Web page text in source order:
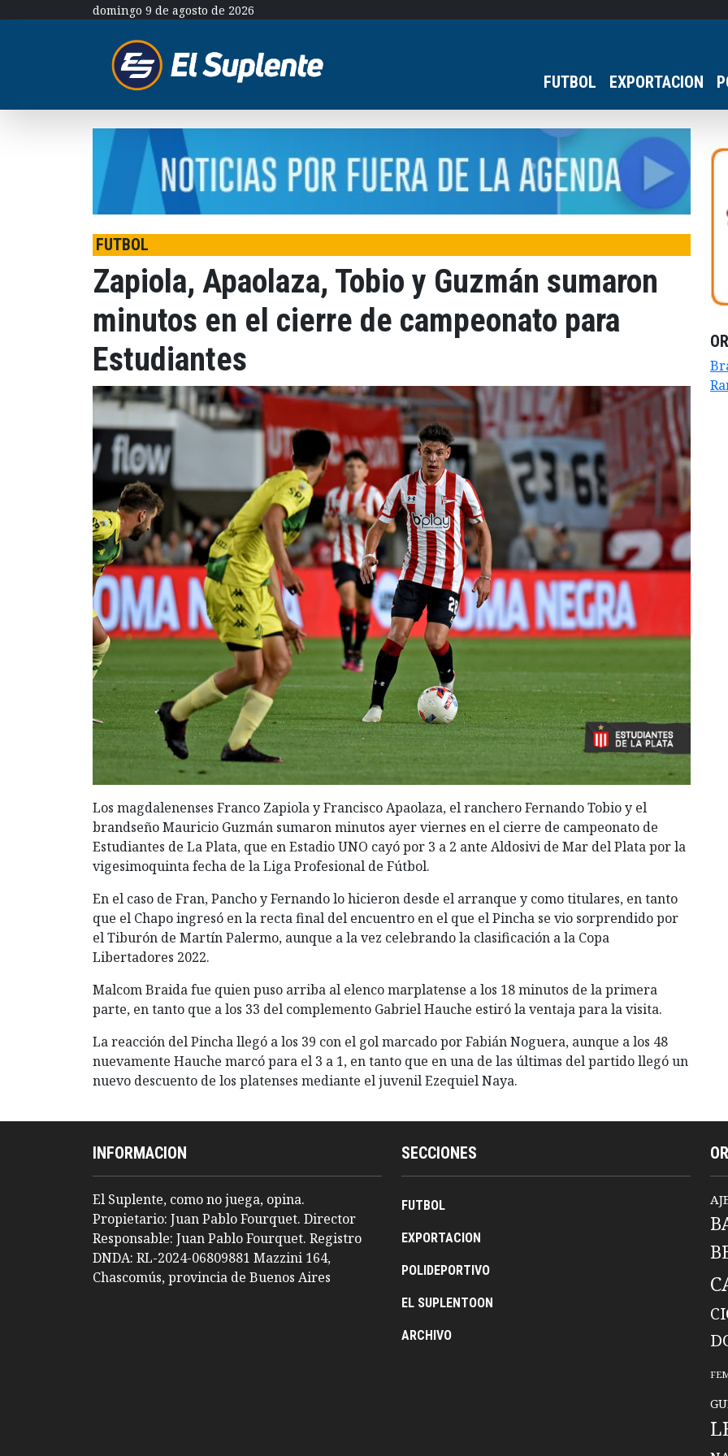
domingo 9 de agosto de 2026
FUTBOL EXPORTACION
FUTBOL
Zapiola, Apaolaza, Tobio y Guzmán sumaron
minutos en el cierre de campeonato para
Estudiantes
Los magdalenenses Franco Zapiola y Francisco Apaolaza, el ranchero Fernando Tobio y el
brandseño Mauricio Guzmán sumaron minutos ayer viernes en el cierre de campeonato de
Estudiantes de La Plata, que en Estadio UNO cayó por 3 a 2 ante Aldosivi de Mar del Plata por la
vigesimoquinta fecha de la Liga Profesional de Fútbol.
En el caso de Fran, Pancho y Fernando lo hicieron desde el arranque y como titulares, en tanto
que el Chapo ingresó en la recta final del encuentro en el que el Pincha se vio sorprendido por
el Tiburón de Martín Palermo, aunque a la vez celebrando la clasificación a la Copa
Libertadores 2022.
Malcom Braida fue quien puso arriba al elenco marplatense a los 18 minutos de la primera
parte, en tanto que a los 33 del complemento Gabriel Hauche estiró la ventaja para la visita.
La reacción del Pincha llegó a los 39 con el gol marcado por Fabián Noguera, aunque a los 48
nuevamente Hauche marcó para el 3 a 1, en tanto que en una de las últimas del partido llegó un
nuevo descuento de los platenses mediante el juvenil Ezequiel Naya.
INFORMACION
El Suplente, como no juega, opina.
Propietario: Juan Pablo Fourquet. Director
Responsable: Juan Pablo Fourquet. Registro
DNDA: RL-2024-06809881 Mazzini 164,
Chascomús, provincia de Buenos Aires
SECCIONES
FUTBOL
EXPORTACION
POLIDEPORTIVO
EL SUPLENTOON
ARCHIVO